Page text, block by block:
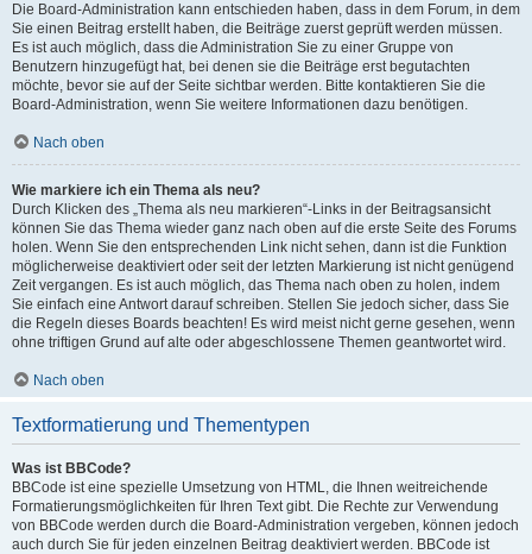
Die Board-Administration kann entschieden haben, dass in dem Forum, in dem
Sie einen Beitrag erstellt haben, die Beiträge zuerst geprüft werden müssen.
Es ist auch möglich, dass die Administration Sie zu einer Gruppe von
Benutzern hinzugefügt hat, bei denen sie die Beiträge erst begutachten
möchte, bevor sie auf der Seite sichtbar werden. Bitte kontaktieren Sie die
Board-Administration, wenn Sie weitere Informationen dazu benötigen.
Nach oben
Wie markiere ich ein Thema als neu?
Durch Klicken des „Thema als neu markieren“-Links in der Beitragsansicht
können Sie das Thema wieder ganz nach oben auf die erste Seite des Forums
holen. Wenn Sie den entsprechenden Link nicht sehen, dann ist die Funktion
möglicherweise deaktiviert oder seit der letzten Markierung ist nicht genügend
Zeit vergangen. Es ist auch möglich, das Thema nach oben zu holen, indem
Sie einfach eine Antwort darauf schreiben. Stellen Sie jedoch sicher, dass Sie
die Regeln dieses Boards beachten! Es wird meist nicht gerne gesehen, wenn
ohne triftigen Grund auf alte oder abgeschlossene Themen geantwortet wird.
Nach oben
Textformatierung und Thementypen
Was ist BBCode?
BBCode ist eine spezielle Umsetzung von HTML, die Ihnen weitreichende
Formatierungsmöglichkeiten für Ihren Text gibt. Die Rechte zur Verwendung
von BBCode werden durch die Board-Administration vergeben, können jedoch
auch durch Sie für jeden einzelnen Beitrag deaktiviert werden. BBCode ist